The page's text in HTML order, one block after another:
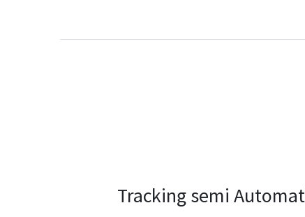
Tracking semi